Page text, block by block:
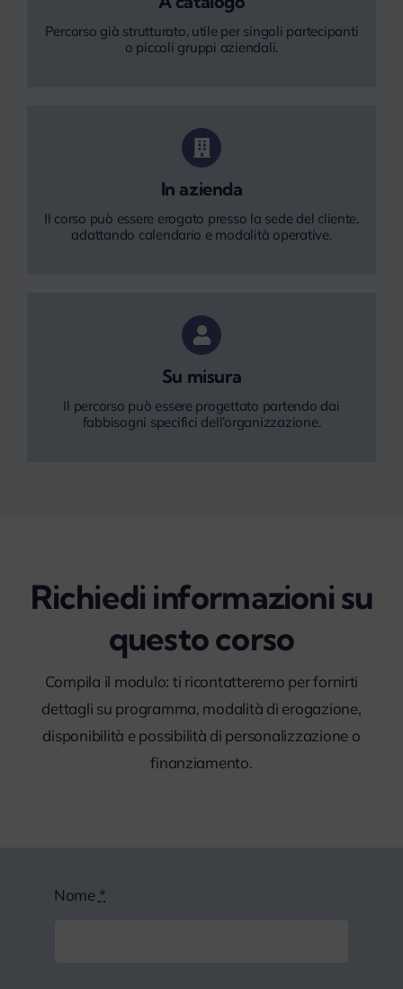
Percorso già strutturato, utile per singoli partecipanti
o piccoli gruppi aziendali.
In azienda
Il corso può essere erogato presso la sede del cliente,
adattando calendario e modalità operative.
Su misura
Il percorso può essere progettato partendo dai
fabbisogni specifici dell’organizzazione.
Richiedi informazioni su
questo corso
Compila il modulo: ti ricontatteremo per fornirti
dettagli su programma, modalità di erogazione,
disponibilità e possibilità di personalizzazione o
finanziamento.
Nome *